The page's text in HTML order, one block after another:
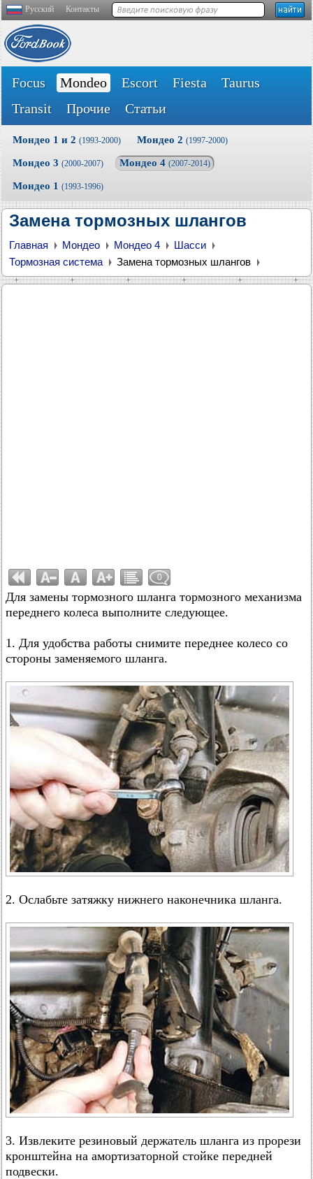
Русский Контакты
Focus Mondeo Escort Fiesta
Taurus
Transit
Прочие Статьи
Мондео 1 и 2 (1993-2000) Мондео 2 (1997-2000)
Мондео 3 (2000-2007) Мондео 4 (2007-2014)
Мондео 1 (1993-1996)
Замена тормозных шлангов
Главная Мондео Мондео 4
Шасси
Тормозная система
Замена тормозных шлангов
0
Для замены тормозного шланга тормозного механизма
переднего колеса выполните следующее.
1. Для удобства работы снимите переднее колесо со
стороны заменяемого шланга.
2. Ослабьте затяжку нижнего наконечника шланга.
3. Извлеките резиновый держатель шланга из прорези
кронштейна на амортизаторной стойке передней
подвески.